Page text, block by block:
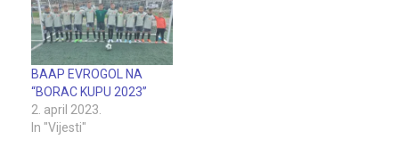
BAAP EVROGOL NA
“BORAC KUPU 2023”
2. april 2023.
In "Vijesti"